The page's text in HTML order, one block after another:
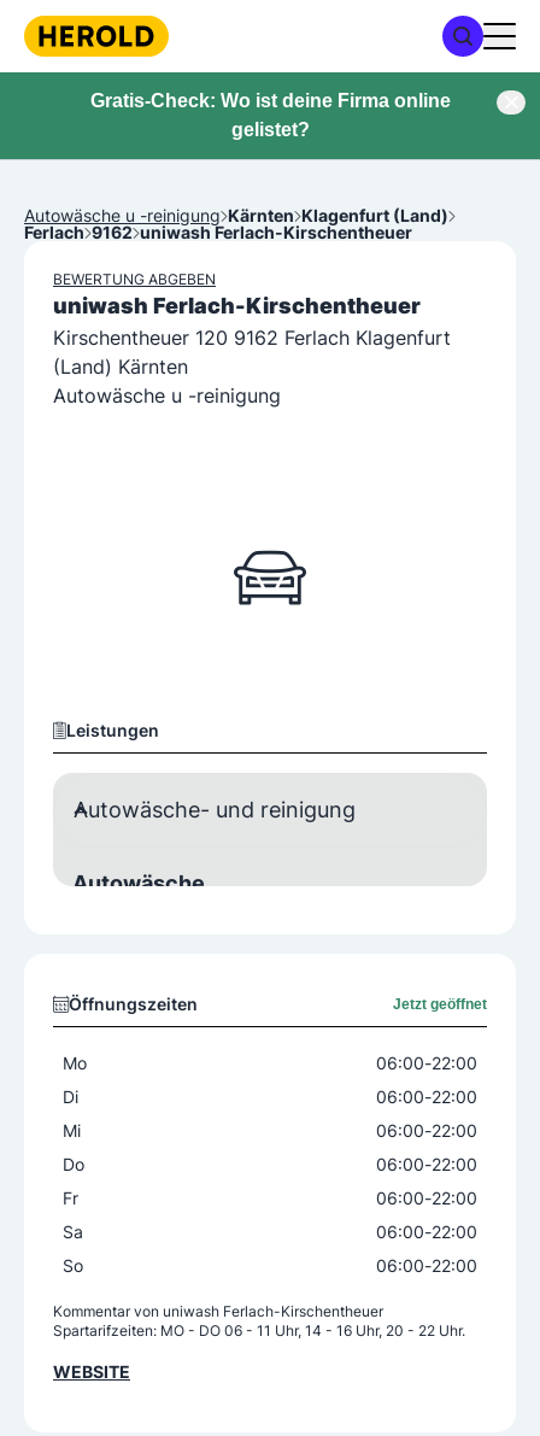
Gratis-Check: Wo ist deine Firma online
gelistet?
Autowäsche u -reinigung Kärnten Klagenfurt (Land)
Ferlach 9162 uniwash Ferlach-Kirschentheuer
BEWERTUNG ABGEBEN
uniwash Ferlach-Kirschentheuer
Kirschentheuer 120 9162 Ferlach Klagenfurt
(Land) Kärnten
Autowäsche u -reinigung
Leistungen
Autowäsche- und reinigung
Autowäsche
Öffnungszeiten Jetzt geöffnet
Mo 06:00-22:00
Di
06:00-22:00
Mi
06:00-22:00
Do
06:00-22:00
Fr
06:00-22:00
Sa
06:00-22:00
So
06:00-22:00
Kommentar von uniwash Ferlach-Kirschentheuer
Spartarifzeiten: MO - DO 06 - 11 Uhr, 14 - 16 Uhr, 20 - 22 Uhr.
WEBSITE